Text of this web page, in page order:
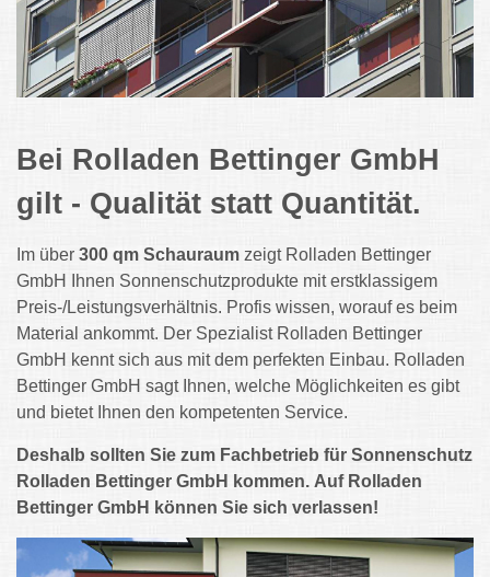
Bei Rolladen Bettinger GmbH
gilt - Qualität statt Quantität.
Im über 300 qm Schauraum zeigt Rolladen Bettinger
GmbH
Ihnen Sonnenschutzprodukte mit erstklassigem
Preis-/Leistungsverhältnis. Profis wissen, worauf es beim
Material ankommt. Der Spezialist Rolladen Bettinger
GmbH kennt sich aus mit dem perfekten Einbau. Rolladen
Bettinger GmbH sagt Ihnen, welche Möglichkeiten es gibt
und bietet Ihnen den kompetenten Service.
Deshalb sollten Sie zum Fachbetrieb für Sonnenschutz
Rolladen Bettinger GmbH kommen. Auf Rolladen
Bettinger GmbH können Sie sich verlassen!